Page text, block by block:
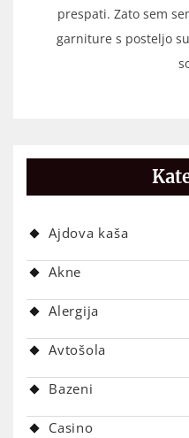
prespati. Zato sem
garniture s posteljo
Ajdova kaša
Akne
Alergija
Avtošola
Bazeni
Casino